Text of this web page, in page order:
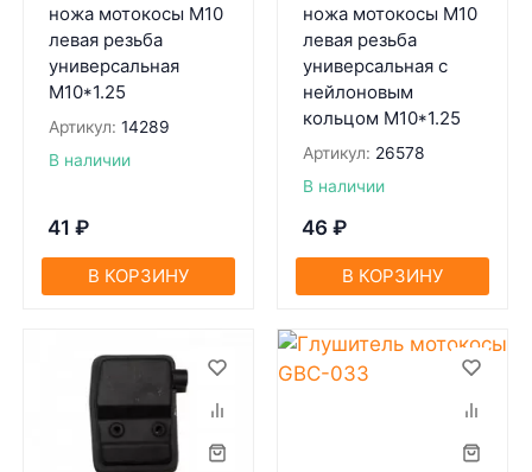
ножа мотокосы М10
левая резьба
универсальная
М10*1.25
Артикул: 14289
В наличии
41 ₽
В КОРЗИНУ
ножа мотокосы М10
левая резьба
универсальная с
нейлоновым
кольцом М10*1.25
Артикул: 26578
В наличии
46 ₽
В КОРЗИНУ